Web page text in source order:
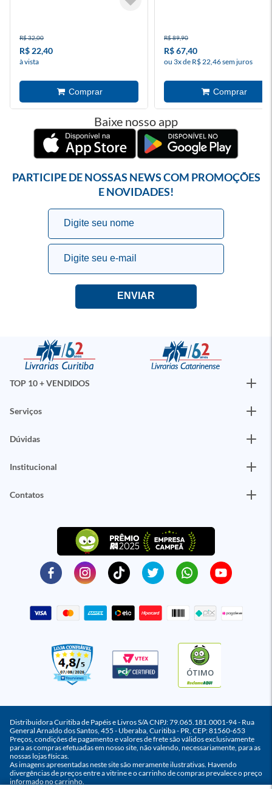
R$ 32,00
R$ 22,40
à vista
R$ 89,90
R$ 67,40
ou 3x de R$ 22,46 sem juros
Baixe nosso app
PARTICIPE DE NOSSAS NEWS COM PROMOÇÕES
E NOVIDADES!
TOP 10 + VENDIDOS
Serviços
Dúvidas
Institucional
Contatos
ÓTIMO
Distribuidora Curitiba de Papéis e Livros S/A CNPJ: 79.065.181.0001-94 - Rua
General Arnaldo dos Santos, 455 - Uberaba, Curitiba - PR, CEP: 81560-653
Preços, condições de pagamento e valores de frete são válidos exclusivamente
para as compras efetuadas em nosso site, não valendo, necessariamente, para as
nossas lojas físicas.
As imagens apresentadas neste site são meramente ilustrativas. Havendo
divergências de preços entre a vitrine e o carrinho de compras prevalece o preço
informado no carrinho.